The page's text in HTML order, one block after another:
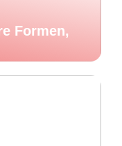
Formen,